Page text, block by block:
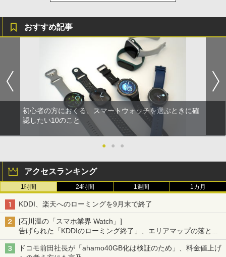
おすすめ記事
初心者の方におくる、スマートウォッチを選ぶときに確
認したい10のこと
● ● ●
アクセスランキング
1時間 24時間 1週間 1カ月
KDDI、楽天へのローミングを9月末で終了
[石川温の「スマホ業界 Watch」]
告げられた「KDDIのローミング終了」、エリアマップの落とし
穴と楽天モバイルの課題
ドコモ前田社長が「ahamo40GB化は検証のため」、料金値上げ